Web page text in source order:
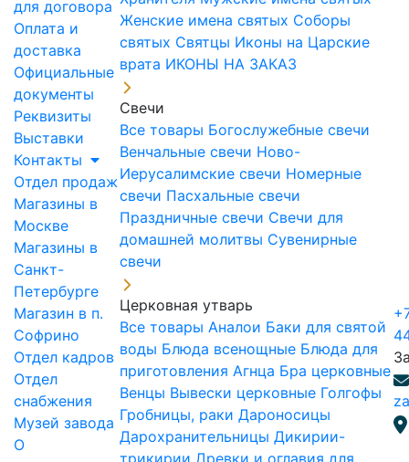
для договора
Оплата и
доставка
Официальные
документы
Реквизиты
Выставки
Контакты
Отдел продаж
Магазины в
Москве
Магазины в
Санкт-
Петербурге
Магазин в п.
Софрино
Отдел кадров
Отдел
снабжения
Музей завода
О
Женские имена святых Соборы
святых Святцы Иконы на Царские
врата ИКОНЫ НА ЗАКАЗ
Свечи
Все товары Богослужебные свечи
Венчальные свечи Ново-
Иерусалимские свечи Номерные
свечи Пасхальные свечи
Праздничные свечи Свечи для
домашней молитвы Сувенирные
свечи
Церковная утварь
Все товары Аналои Баки для святой
воды Блюда всенощные Блюда для
приготовления Агнца Бра церковные
Венцы Вывески церковные Голгофы
Гробницы, раки Дароносицы
Дарохранительницы Дикирии-
трикирии Древки и оглавия для